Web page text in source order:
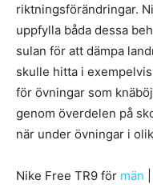
riktningsförändringar.
uppfylla båda dessa
sulan för att dämpa
skulle hitta i
för övningar som
genom överdelen på
när under övningar i
Nike Free TR9 för män